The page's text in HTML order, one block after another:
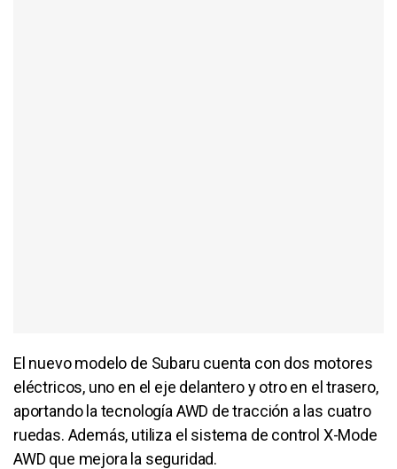
El nuevo modelo de Subaru cuenta con dos motores
eléctricos, uno en el eje delantero y otro en el trasero,
aportando la tecnología AWD de tracción a las cuatro
ruedas. Además, utiliza el sistema de control X-Mode
AWD que mejora la seguridad.